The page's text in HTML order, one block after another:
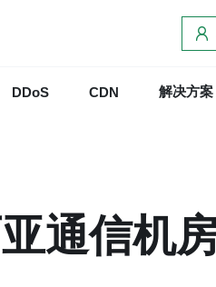
DDoS CDN 解决方案
通信机